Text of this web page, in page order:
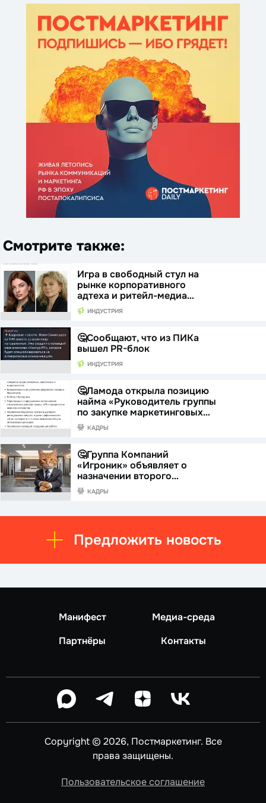
Смотрите также:
Игра в свободный стул на
рынке корпоративного
адтеха и ритейл-медиа…
ИНДУСТРИЯ
🤔Сообщают, что из ПИКа
вышел PR-блок
ИНДУСТРИЯ
🤔Ламода открыла позицию
найма «Руководитель группы
по закупке маркетинговых…
КАДРЫ
🤔Группа Компаний
«Игроник» объявляет о
назначении второго…
КАДРЫ
Предложить новость
Манифест
Медиа-среда
Партнёры
Контакты
Copyright © 2026, Постмаркетинг. Все
права защищены.
Пользовательское соглашение